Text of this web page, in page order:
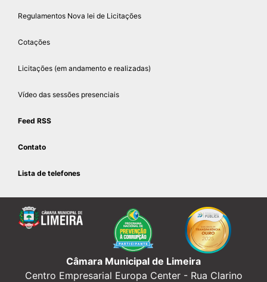
Regulamentos Nova lei de Licitações
Cotações
Licitações (em andamento e realizadas)
Vídeo das sessões presenciais
Feed RSS
Contato
Lista de telefones
Câmara Municipal de Limeira
Centro Empresarial Europa Center - Rua Clarino